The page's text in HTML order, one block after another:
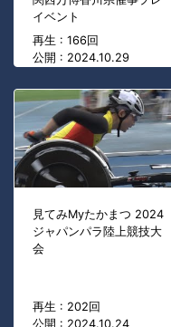
イベント
再生 : 166回
公開 : 2024.10.29
見てみMyたかまつ 2024
ジャパンパラ陸上競技大
会
再生 : 202回
公開 : 2024.10.24